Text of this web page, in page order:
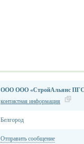
ООО ООО «СтройАльянс
контактная информация
Белгород
Отправить сообщение